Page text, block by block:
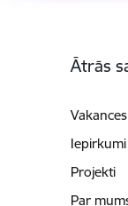
Ātrās
Vakances
Iepirkumi
Projekti
Par